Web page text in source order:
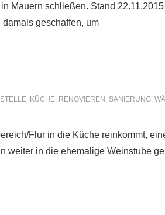
Mauern schließen. Stand
geschaffen, um
, KÜCHE, RENOVIEREN , SANIERUNG,
Flur in die Küche reinkommt,
weiter in die ehemalige Weinstube